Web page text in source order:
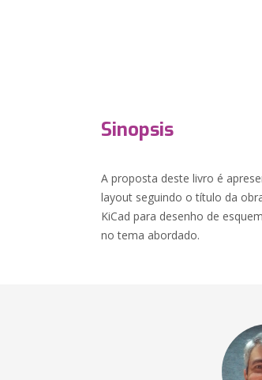
Sinopsis
A proposta deste livro é
layout seguindo o título da
KiCad para desenho de
no tema abordado.